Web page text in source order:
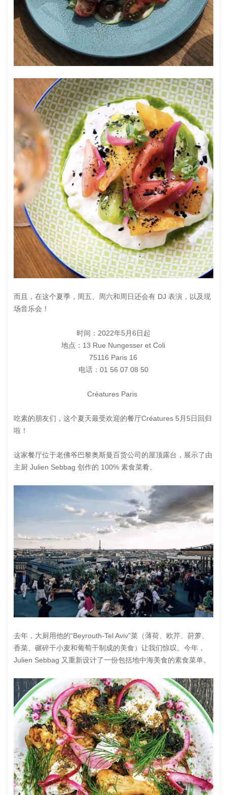
而且，在这个夏季，周五、周六和周日还会有 DJ 表演，以及现
场音乐会！
时间：2022年5月6日起
地点：13 Rue Nungesser et Coli
75116 Paris 16
电话：01 56 07 08 50
Créatures Paris
吃素的朋友们，这个夏天最受欢迎的餐厅Créatures 5月5日回归
啦！
这家餐厅位于老佛爷巴黎奥斯曼百货公司的屋顶露台，展示了由
主厨 Julien Sebbag 创作的 100% 素食菜肴。
去年，大厨用他的“Beyrouth-Tel Aviv”菜（薄荷、欧芹、莳萝、
香菜、碾碎干小麦和葡萄干制成的美食）让我们惊叹。今年，
Julien Sebbag 又重新设计了一份包括地中海美食的素食菜单。